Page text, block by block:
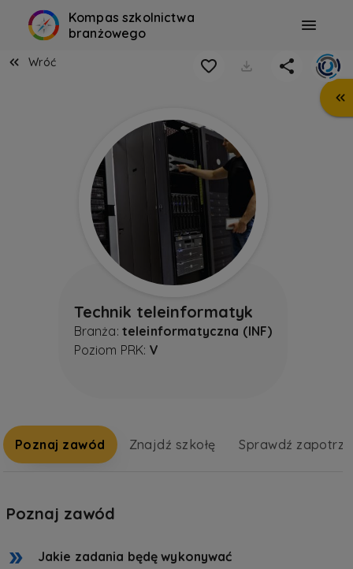
Kompas szkolnictwa
branżowego
Wróć
Technik teleinformatyk
Branża: teleinformatyczna (INF)
Poziom PRK: V
Poznaj zawód Znajdź szkołę Sprawdź
Poznaj zawód
Jakie zadania będę wykonywać